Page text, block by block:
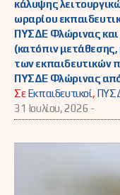
κάλυψης
ωραρίου
ΠΥΣΔΕ Φλώρινας και
(κατόπιν μετάθεσης,
των εκπαιδευτικών
ΠΥΣΔΕ Φλώρινας
ΣεΕκπαιδευτικοί,
31 Ιουλίου, 2026 -